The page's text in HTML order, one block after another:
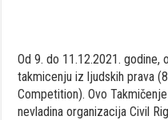
Od 9. do 11.12.2021. godine,
takmicenju iz ljudskih prava
Competition). Ovo
nevladina organizacija Civil